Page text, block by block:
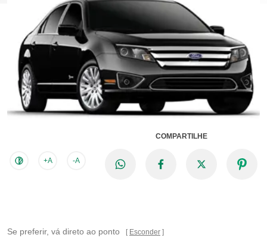
+A -A
COMPARTILHE
Se preferir, vá direto ao ponto Esconder